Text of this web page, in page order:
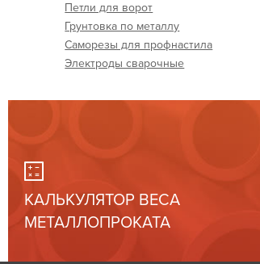
Петли для ворот
Грунтовка по металлу
Саморезы для профнастила
Электроды сварочные
КАЛЬКУЛЯТОР ВЕСА
МЕТАЛЛОПРОКАТА